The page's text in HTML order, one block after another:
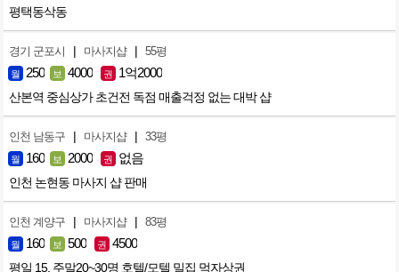
평택동삭동
경기 군포시 | 마사지샵 | 55평
월 250 보 4000 권 1억2000
산본역 중심상가 초건전 독점 매출걱정 없는 대박 샵
인천 남동구 | 마사지샵 | 33평
월 160 보 2000 권 없음
인천 논현동 마사지 샵 판매
인천 계양구 | 마사지샵 | 83평
월 160 보 500 권 4500
평일 15, 주말20~30명 호텔/모텔 밀집 먹자상권